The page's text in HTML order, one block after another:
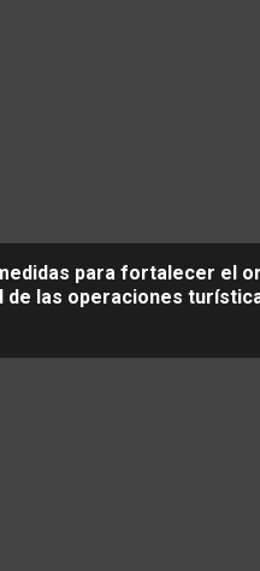
para fortalecer el
de las operaciones